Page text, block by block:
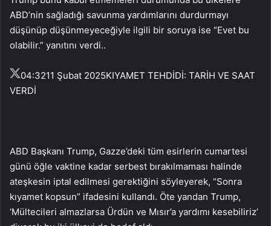
ABD’nin sağladığı savunma yardımlarını durdurmayı
düşünüp düşünmeyeceğiyle ilgili bir soruya ise “Evet bu
olabilir.” yanıtını verdi..
04:3211 Şubat 2025KIYAMET TEHDİDİ: TARİH VE SAAT
VERDİ
ABD Başkanı Trump, Gazze’deki tüm esirlerin cumartesi
günü öğle vaktine kadar serbest bırakılmaması halinde
ateşkesin iptal edilmesi gerektiğini söyleyerek, “Sonra
kıyamet kopsun” ifadesini kullandı. Öte yandan Trump,
‘Mültecileri almazlarsa Ürdün ve Mısır’a yardımı kesebiliriz’